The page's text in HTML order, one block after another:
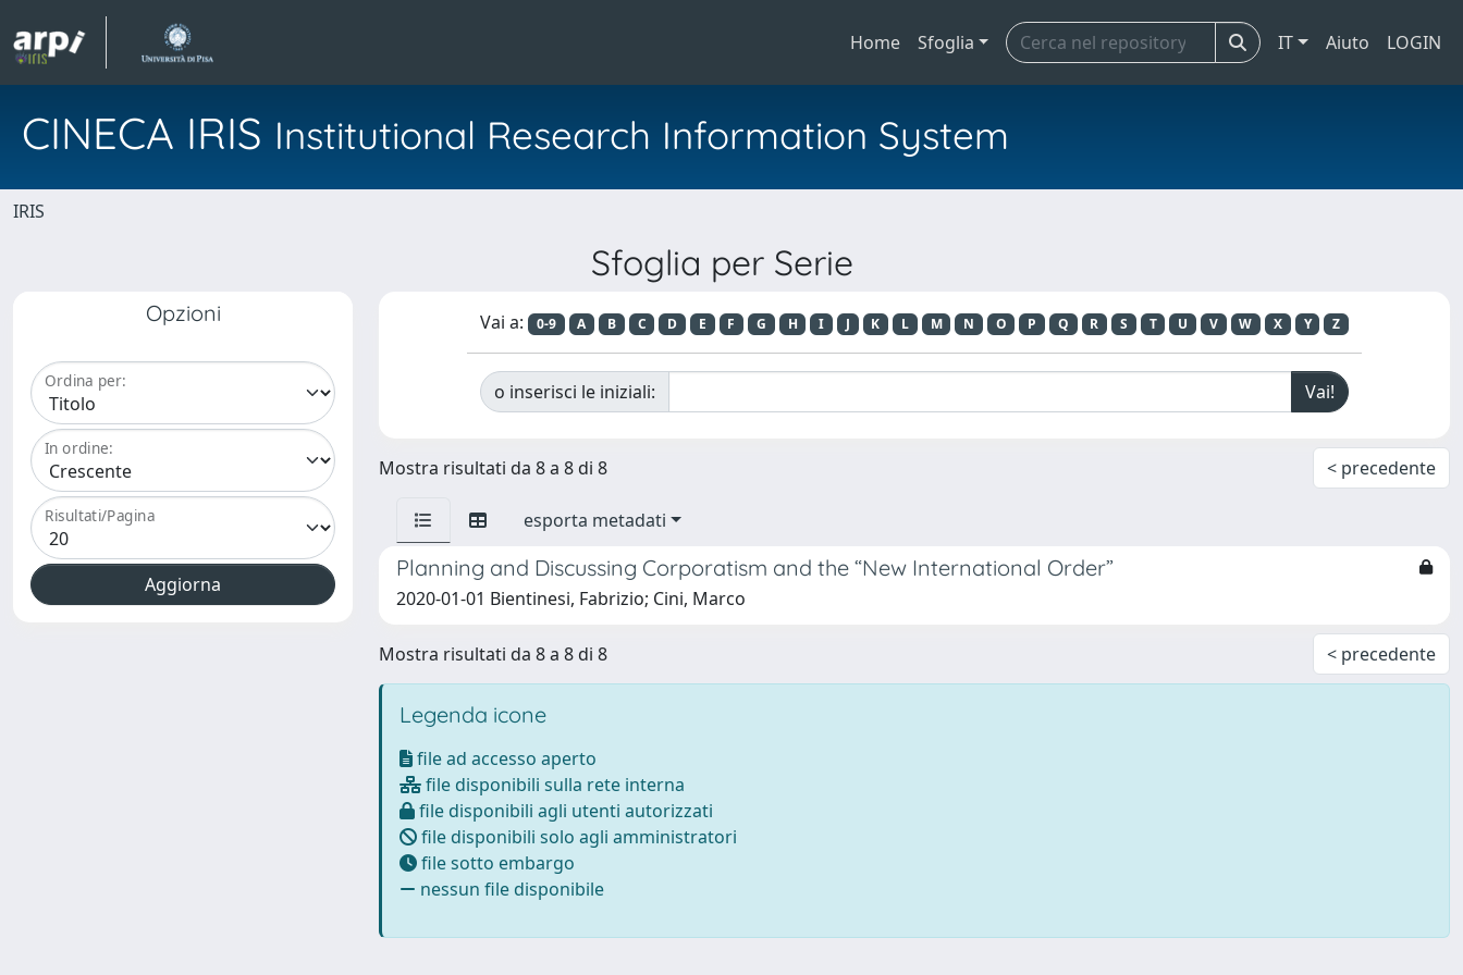
Home Sfoglia IT Aiuto LOGIN
CINECA IRIS Institutional Research Information System
IRIS
Sfoglia per Serie
Opzioni
Ordina per:
In ordine:
Risultati/Pagina
Vai a: 0-9 A B C D E F G H I J K L M N O P Q R S T U V W X Y Z
o inserisci le iniziali:
Mostra risultati da 8 a 8 di 8 < precedente
esporta metadati
Planning and Discussing Corporatism and the “New International Order”
2020-01-01 Bientinesi, Fabrizio; Cini, Marco
Mostra risultati da 8 a 8 di 8 < precedente
Legenda icone
file ad accesso aperto
file disponibili sulla rete interna
file disponibili agli utenti autorizzati
file disponibili solo agli amministratori
file sotto embargo
nessun file disponibile